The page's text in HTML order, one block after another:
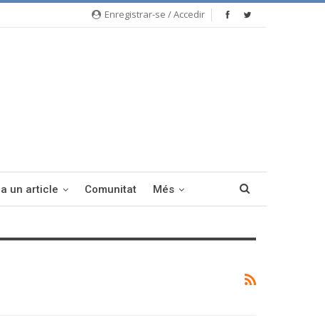
Enregistrar-se / Accedir
un article Comunitat Més